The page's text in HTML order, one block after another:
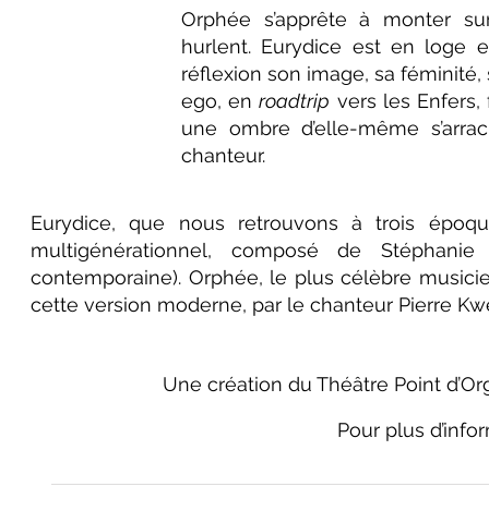
Orphée s’apprête à monter
hurlent. Eurydice est en loge
réflexion son image, sa
ego, enroadtrip vers les
une ombre d’elle-même
chanteur.
Eurydice, que nous retrouvons à trois
multigénérationnel, composé de
contemporaine). Orphée, le plus célèbre
cette version moderne, par le chanteur Pierre
Une création du Théâtre Point
Pour plus